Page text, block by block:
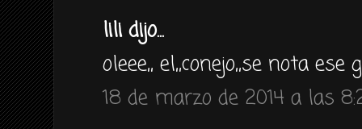
lili dijo...
oleee,, el,,conejo,,se nota ese
18 de marzo de 2014 a las